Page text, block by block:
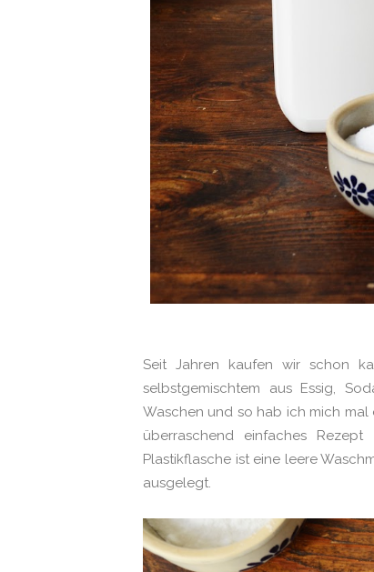
Seit Jahren kaufen wir schon
selbstgemischtem aus Essig,
Waschen und so hab ich mich
überraschend einfaches
Plastikflasche ist eine leere
ausgelegt.